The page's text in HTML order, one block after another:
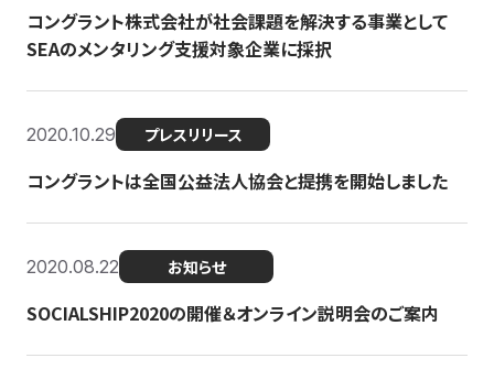
コングラント株式会社が社会課題を解決する事業として
SEAのメンタリング支援対象企業に採択
2020.10.29 プレスリリース
コングラントは全国公益法人協会と提携を開始しました
2020.08.22 お知らせ
SOCIALSHIP2020の開催＆オンライン説明会のご案内